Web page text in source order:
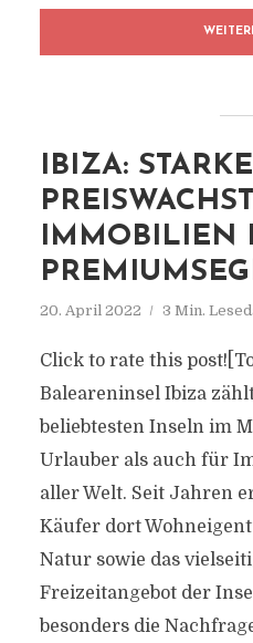
IBIZA:
IMMOBILIEN
20. April 2022 3 Min.
Click to rate this
Baleareninsel Ibiza
beliebtesten Inseln im
Urlauber als auch für
aller Welt. Seit Jahren
Käufer dort
Natur sowie das
Freizeitangebot der
besonders die